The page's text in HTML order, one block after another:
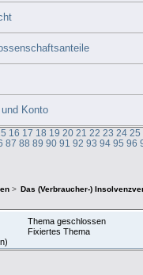
Konto
16 17 18 19 20 21 22 23 24 25
87 88 89 90 91 92 93 94 95 96
> Das (Verbraucher-)
Thema geschlossen
Fixiertes Thema